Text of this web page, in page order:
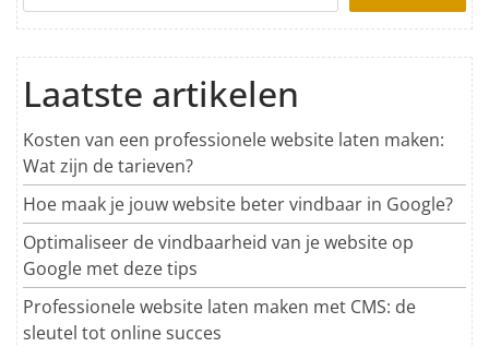
Laatste artikelen
Kosten van een professionele website laten maken:
Wat zijn de tarieven?
Hoe maak je jouw website beter vindbaar in Google?
Optimaliseer de vindbaarheid van je website op
Google met deze tips
Professionele website laten maken met CMS: de
sleutel tot online succes